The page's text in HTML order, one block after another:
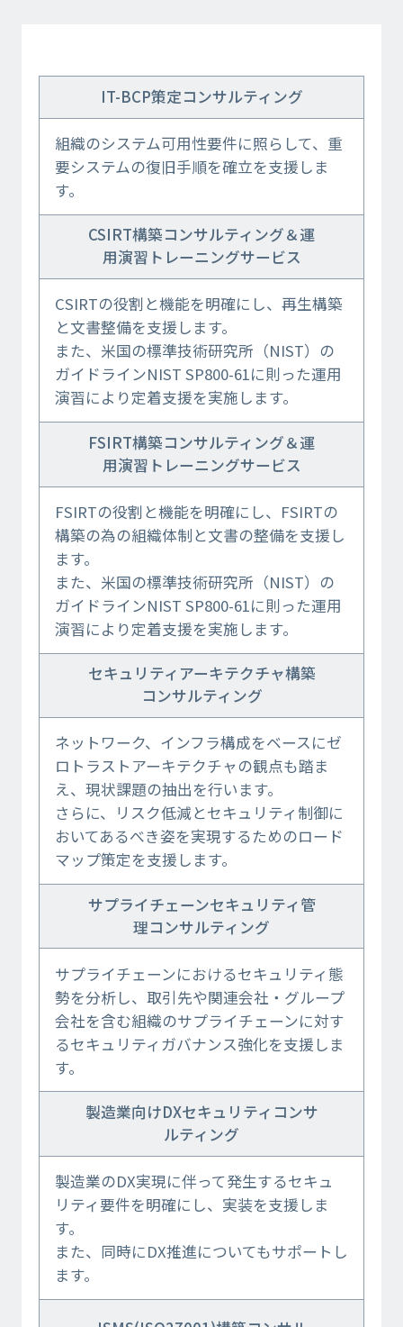
IT-BCP策定コンサルティング
組織のシステム可用性要件に照らして、重
要システムの復旧手順を確立を支援しま
す。
CSIRT構築コンサルティング＆運
用演習トレーニングサービス
CSIRTの役割と機能を明確にし、再生構築
と文書整備を支援します。
また、米国の標準技術研究所（NIST）の
ガイドラインNIST SP800-61に則った運用
演習により定着支援を実施します。
FSIRT構築コンサルティング＆運
用演習トレーニングサービス
FSIRTの役割と機能を明確にし、FSIRTの
構築の為の組織体制と文書の整備を支援し
ます。
また、米国の標準技術研究所（NIST）の
ガイドラインNIST SP800-61に則った運用
演習により定着支援を実施します。
セキュリティアーキテクチャ構築
コンサルティング
ネットワーク、インフラ構成をベースにゼ
ロトラストアーキテクチャの観点も踏ま
え、現状課題の抽出を行います。
さらに、リスク低減とセキュリティ制御に
おいてあるべき姿を実現するためのロード
マップ策定を支援します。
サプライチェーンセキュリティ管
理コンサルティング
サプライチェーンにおけるセキュリティ態
勢を分析し、取引先や関連会社・グループ
会社を含む組織のサプライチェーンに対す
るセキュリティガバナンス強化を支援しま
す。
製造業向けDXセキュリティコンサ
ルティング
製造業のDX実現に伴って発生するセキュ
リティ要件を明確にし、実装を支援しま
す。
また、同時にDX推進についてもサポートし
ます。